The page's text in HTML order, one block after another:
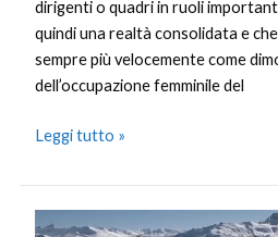
dirigenti o quadri in ruoli
quindi una realtà consolidata e
sempre più velocemente come
dell’occupazione femminile del
Leggi tutto »
Incidenti